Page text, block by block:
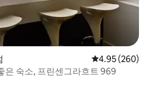
평점 4.95점(5
4.95 (260)
은 숙소, 프린센그라흐트 969